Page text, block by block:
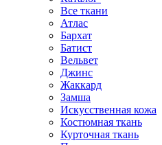
Все ткани
Атлас
Бархат
Батист
Вельвет
Джинс
Жаккард
Замша
Искусственная кожа
Костюмная ткань
Курточная ткань